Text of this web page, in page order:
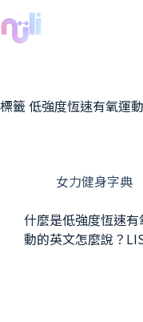
標籤 低強度恆速有氧運
女力健身字典
什麼是低強度恆速
動的英文怎麼說？